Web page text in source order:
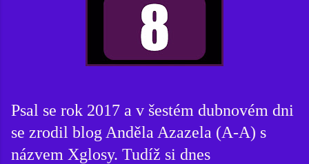
Psal se rok 2017 a v šestém dubnovém dni
se zrodil blog Anděla Azazela (A-A) s
názvem Xglosy. Tudíž si dnes